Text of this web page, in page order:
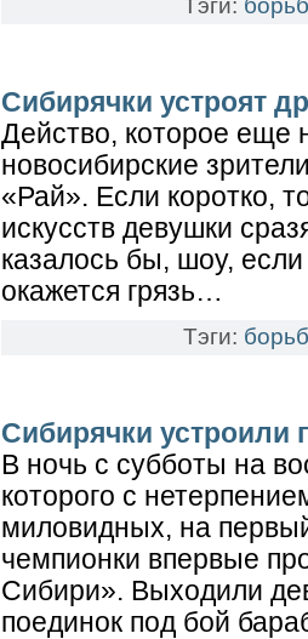
Тэги:
Сибирячки устроят
Действо, которое еще
новосибирские
«Рай». Если коротко,
искусств девушки
казалось бы, шоу,
окажется грязь…
Тэги:
Сибирячки устроили
В ночь с субботы на
которого с
миловидных, на
чемпионки впервые
Сибири». Выходили
поединок под бой